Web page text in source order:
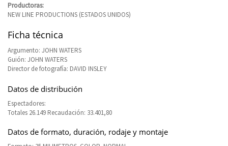
Productoras:
NEW LINE PRODUCTIONS (ESTADOS UNIDOS)
Ficha técnica
Argumento: JOHN WATERS
Guión: JOHN WATERS
Director de fotografía: DAVID INSLEY
Datos de distribución
Espectadores:
Totales 26.149 Recaudación: 33.401,80
Datos de formato, duración, rodaje y montaje